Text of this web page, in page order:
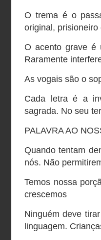
O trema é o
original,
O acento grave é
Raramente
As vogais são o
Cada letra é a
sagrada. No seu
PALAVRA AO
Quando tentam
nós. Não
Temos nossa
crescemos
Ninguém deve
linguagem.